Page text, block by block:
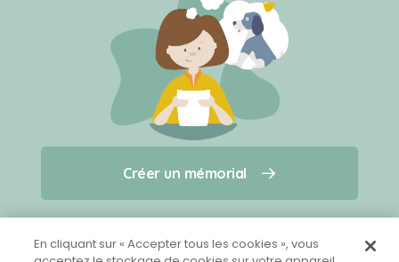
Créer un mémorial
Qui sommes-nous ?
Nous contacter
Créer un mémorial
En cliquant sur « Accepter tous les cookies », vous